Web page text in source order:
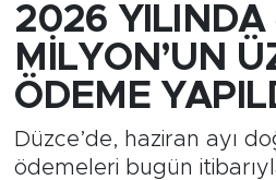
2026
MİLYON’UN
ÖDEME
Düzce’de, haziran ayı
ödemeleri bugün
Spor
Siyaset
Yerel Haber
Düzce Trafik Yoğunluk
Süper Lig Puan Durumu
Tüm Manşetler